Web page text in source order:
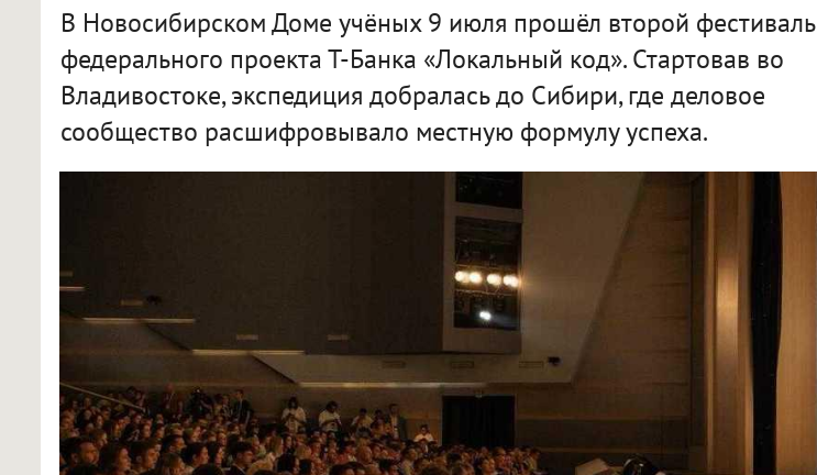
В Новосибирском Доме учёных 9 июля прошёл второй фестиваль
федерального проекта Т-Банка «Локальный код». Стартовав во
Владивостоке, экспедиция добралась до Сибири, где деловое
сообщество расшифровывало местную формулу успеха.